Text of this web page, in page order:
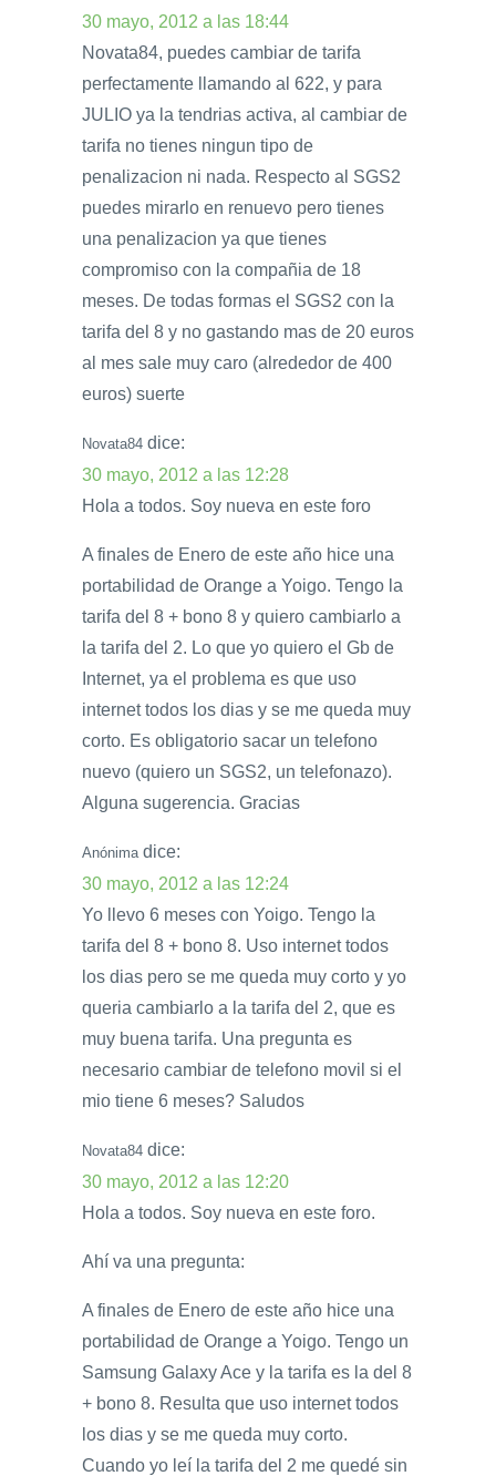
30 mayo, 2012 a las 18:44
Novata84, puedes cambiar de tarifa
perfectamente llamando al 622, y para
JULIO ya la tendrias activa, al cambiar de
tarifa no tienes ningun tipo de
penalizacion ni nada. Respecto al SGS2
puedes mirarlo en renuevo pero tienes
una penalizacion ya que tienes
compromiso con la compañia de 18
meses. De todas formas el SGS2 con la
tarifa del 8 y no gastando mas de 20 euros
al mes sale muy caro (alrededor de 400
euros) suerte
Novata84 dice:
30 mayo, 2012 a las 12:28
Hola a todos. Soy nueva en este foro
A finales de Enero de este año hice una
portabilidad de Orange a Yoigo. Tengo la
tarifa del 8 + bono 8 y quiero cambiarlo a
la tarifa del 2. Lo que yo quiero el Gb de
Internet, ya el problema es que uso
internet todos los dias y se me queda muy
corto. Es obligatorio sacar un telefono
nuevo (quiero un SGS2, un telefonazo).
Alguna sugerencia. Gracias
Anónima dice:
30 mayo, 2012 a las 12:24
Yo llevo 6 meses con Yoigo. Tengo la
tarifa del 8 + bono 8. Uso internet todos
los dias pero se me queda muy corto y yo
queria cambiarlo a la tarifa del 2, que es
muy buena tarifa. Una pregunta es
necesario cambiar de telefono movil si el
mio tiene 6 meses? Saludos
Novata84 dice:
30 mayo, 2012 a las 12:20
Hola a todos. Soy nueva en este foro.
Ahí va una pregunta:
A finales de Enero de este año hice una
portabilidad de Orange a Yoigo. Tengo un
Samsung Galaxy Ace y la tarifa es la del 8
+ bono 8. Resulta que uso internet todos
los dias y se me queda muy corto.
Cuando yo leí la tarifa del 2 me quedé sin